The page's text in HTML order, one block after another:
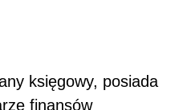
księgowy, posiada
finansów